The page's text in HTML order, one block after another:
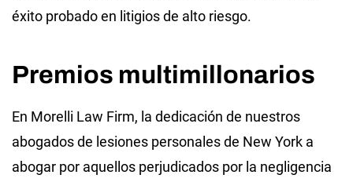
éxito probado en litigios de alto riesgo.
Premios multimillonarios
En Morelli Law Firm, la dedicación de nuestros
abogados de lesiones personales de New York a
abogar por aquellos perjudicados por la negligencia